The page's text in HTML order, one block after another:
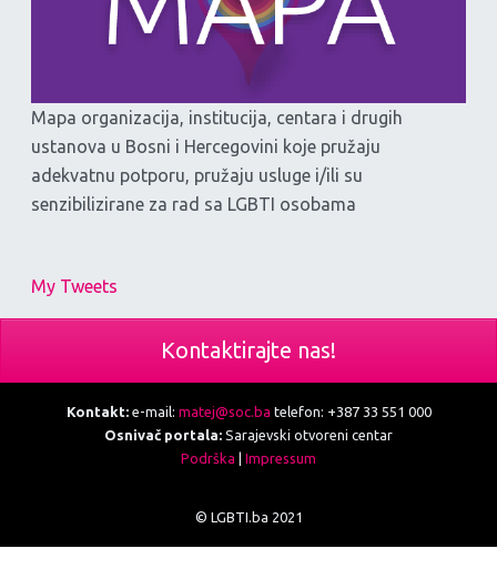
Mapa organizacija, institucija, centara i drugih
ustanova u Bosni i Hercegovini koje pružaju
adekvatnu potporu, pružaju usluge i/ili su
senzibilizirane za rad sa LGBTI osobama
My Tweets
Kontaktirajte nas!
Kontakt:e-mail: matej@soc.ba telefon: +387 33 551 000
Osnivač portala: Sarajevski otvoreni centar
Podrška
Impressum
© LGBTI.ba 2021